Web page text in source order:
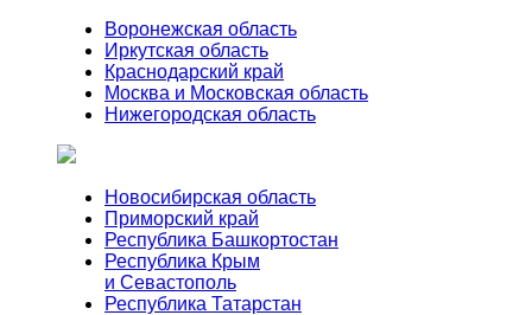
Воронежская область
Иркутская область
Краснодарский край
Москва и Московская область
Нижегородская область
Новосибирская область
Приморский край
Республика Башкортостан
Республика Крым
и Севастополь
Республика Татарстан